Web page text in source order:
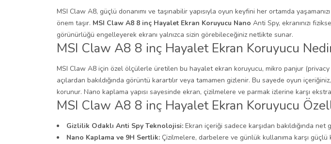
MSI Claw A8, güçlü donanımı ve taşınabilir yapısıyla oyun keyfini her ortamda
önem taşır. MSI Claw A8 8 inç Hayalet Ekran Koruyucu Nano Anti Spy, ekranınızı
görünürlüğü engelleyerek ekranı yalnızca sizin görebileceğiniz netlikte sunar.
MSI Claw A8 8 inç Hayalet Ekran Koruyucu
MSI Claw A8 için özel ölçülerle üretilen bu hayalet ekran koruyucu, mikro panjur
açılardan bakıldığında görüntü karartılır veya tamamen gizlenir. Bu sayede oyun
korunur. Nano kaplama yapısı sayesinde ekran, çizilmelere ve parmak izlerine karşı ekstra
MSI Claw A8 8 inç Hayalet Ekran Koruyucu
Gizlilik Odaklı Anti Spy Teknolojisi: Ekran içeriği sadece karşıdan bakıldığında
Nano Kaplama ve 9H Sertlik: Çizilmelere, darbelere ve günlük kullanıma karşı güçlü